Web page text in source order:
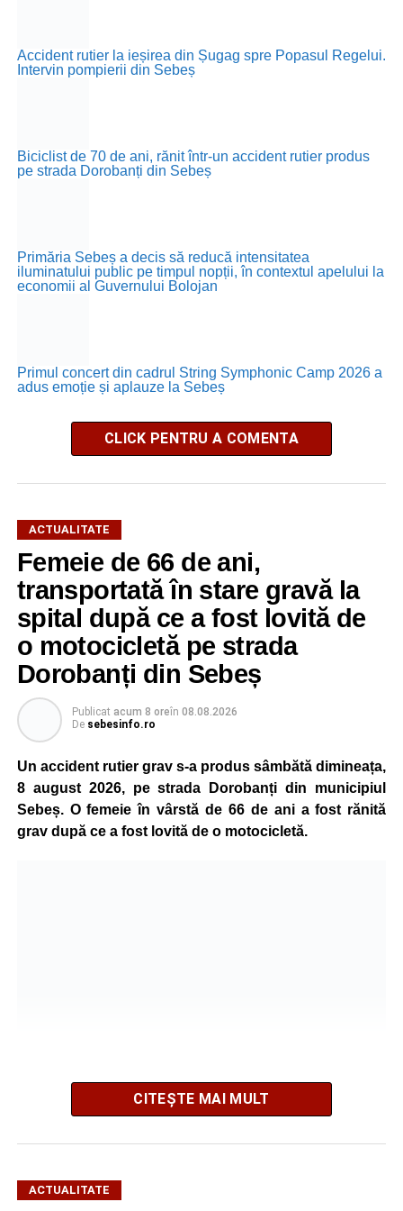
Accident rutier la ieșirea din Șugag spre Popasul Regelui.
Intervin pompierii din Sebeș
Biciclist de 70 de ani, rănit într-un accident rutier produs
pe strada Dorobanți din Sebeș
Primăria Sebeș a decis să reducă intensitatea
iluminatului public pe timpul nopții, în contextul apelului la
economii al Guvernului Bolojan
Primul concert din cadrul String Symphonic Camp 2026 a
adus emoție și aplauze la Sebeș
CLICK PENTRU A COMENTA
ACTUALITATE
Femeie de 66 de ani,
transportată în stare gravă la
spital după ce a fost lovită de
o motocicletă pe strada
Dorobanți din Sebeș
Publicat acum 8 oreîn 08.08.2026
De sebesinfo.ro
Un accident rutier grav s-a produs sâmbătă dimineața,
8 august 2026, pe strada Dorobanți din municipiul
Sebeș. O femeie în vârstă de 66 de ani a fost rănită
grav după ce a fost lovită de o motocicletă.
SNUAU 112, cu privire la producerea unui eveniment
rutier soldat cu victime.
CITEȘTE MAI MULT
ACTUALITATE